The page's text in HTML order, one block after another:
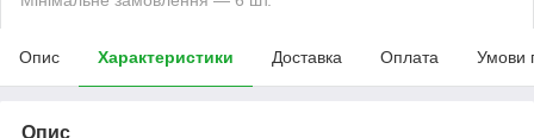
Опис Характеристики Доставка Оплата Умови
Опис